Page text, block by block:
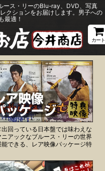
ース・リーのBlu-ray、DVD、写真
クションをお届けします。男子への
最適！
カート
出回っている日本盤では味わえな
ニアックなブルース・リーの世界
能できる、レア映像パッケージ特